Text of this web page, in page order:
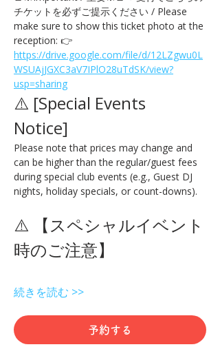
チケットを必ずご提示ください / Please
make sure to show this ticket photo at the
reception: 👉
https://drive.google.com/file/d/12LZgwu0L
WSUAjJGXC3aV7IPlO28uTdSK/view?
usp=sharing
⚠️ [Special Events
Notice]
Please note that prices may change and
can be higher than the regular/guest fees
during special club events (e.g., Guest DJ
nights, holiday specials, or count-downs).
⚠️ 【スペシャルイベント
時のご注意】
続きを読む >>
予約する